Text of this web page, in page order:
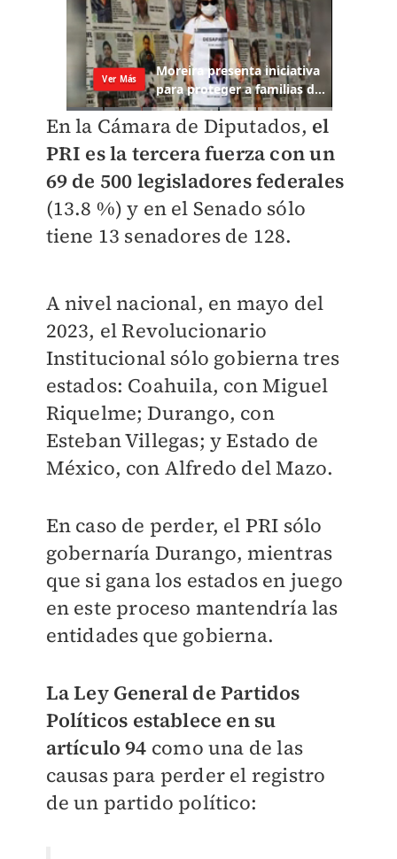
En la Cámara de Diputados, el
PRI es la tercera fuerza con un
69 de 500 legisladores federales
(13.8 %) y en el Senado sólo
tiene 13 senadores de 128.
A nivel nacional, en mayo del
2023, el Revolucionario
Institucional sólo gobierna tres
estados: Coahuila, con Miguel
Riquelme; Durango, con
Esteban Villegas; y Estado de
México, con Alfredo del Mazo.
En caso de perder, el PRI sólo
gobernaría Durango, mientras
que si gana los estados en juego
en este proceso mantendría las
entidades que gobierna.
La Ley General de Partidos
Políticos establece en su
artículo 94 como una de las
causas para perder el registro
de un partido político: